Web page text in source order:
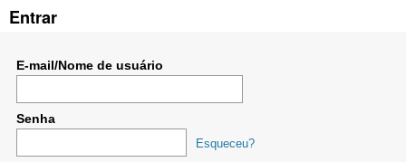
Entrar
E-mail/Nome de usuário
Senha
Esqueceu?